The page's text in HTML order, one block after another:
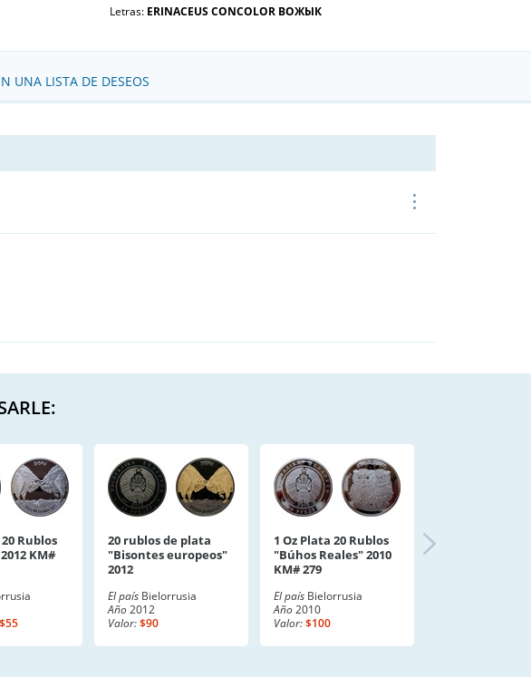
Letras: ERINACEUS CONCOLOR ВОЖЫК
UNA LISTA DE DESEOS
Rublos
KM#
20 rublos de plata
"Bisontes europeos"
2012
El país Bielorrusia
Año2012
Valor:$90
1 Oz Plata 20 Rublos
"Búhos Reales" 2010
KM# 279
El país Bielorrusia
Año2010
Valor:$100